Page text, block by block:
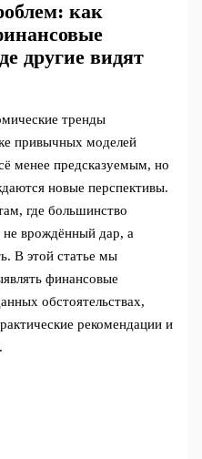
как
другие видят
тренды
привычных моделей
менее предсказуемым, но
новые перспективы.
где большинство
не врождённый дар, а
В этой статье мы
финансовые
обстоятельствах,
рекомендации и